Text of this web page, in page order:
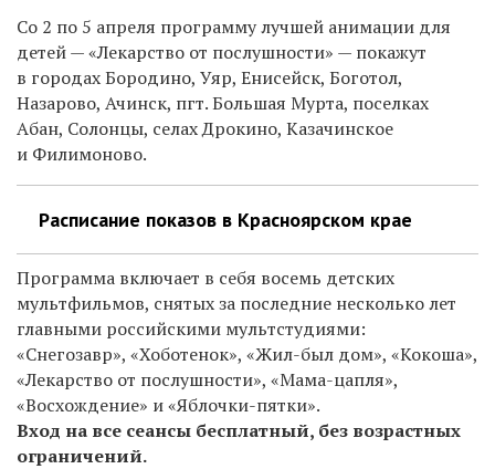
Со 2 по 5 апреля программу лучшей анимации для
детей — «Лекарство от послушности» — покажут
в городах Бородино, Уяр, Енисейск, Боготол,
Назарово, Ачинск, пгт. Большая Мурта, поселках
Абан, Солонцы, селах Дрокино, Казачинское
и Филимоново.
Расписание показов в Красноярском крае
Программа включает в себя восемь детских
мультфильмов, снятых за последние несколько лет
главными российскими мультстудиями:
«Снегозавр», «Хоботенок», «Жил-был дом», «Кокоша»,
«Лекарство от послушности», «Мама-цапля»,
«Восхождение» и «Яблочки-пятки».
Вход на все сеансы бесплатный, без возрастных
ограничений.